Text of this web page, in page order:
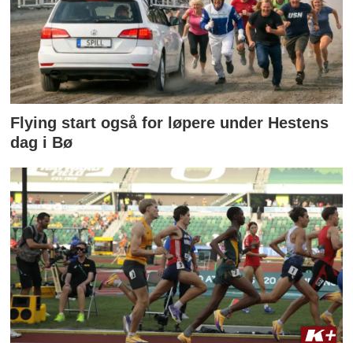
Flying start også for løpere under Hestens
dag i Bø